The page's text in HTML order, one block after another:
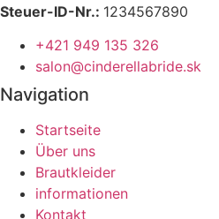
Steuer-ID-Nr.: 1234567890
+421 949 135 326
salon@cinderellabride.sk
Navigation
Startseite
Über uns
Brautkleider
informationen
Kontakt